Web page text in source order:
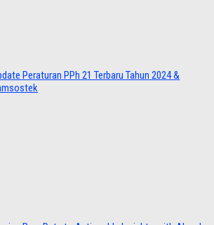
Peraturan PPh 21 Terbaru Tahun 2024 &